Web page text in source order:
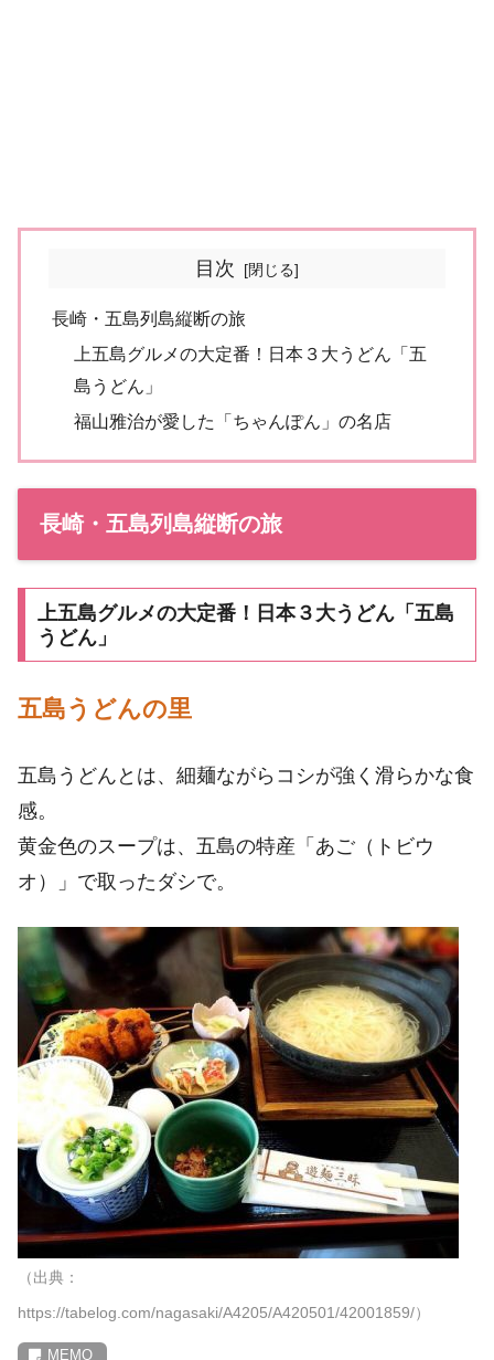
目次
長崎・五島列島縦断の旅
上五島グルメの大定番！日本３大うどん「五
島うどん」
福山雅治が愛した「ちゃんぽん」の名店
長崎・五島列島縦断の旅
上五島グルメの大定番！日本３大うどん「五島
うどん」
五島うどんの里
五島うどんとは、細麺ながらコシが強く滑らかな食
感。
黄金色のスープは、五島の特産「あご（トビウ
オ）」で取ったダシで。
（出典：
https://tabelog.com/nagasaki/A4205/A420501/42001859/）